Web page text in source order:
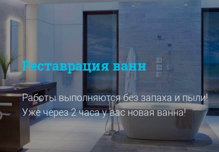
Реставрация ванн
Работы выполняются без запаха и пыли!
Уже через 2 часа у вас новая ванна!